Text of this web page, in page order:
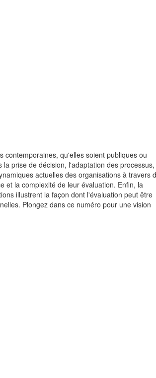
contemporaines, qu'elles soient publiques ou
prise de décision, l'adaptation des
actuelles des organisations à travers
et la complexité de leur évaluation. Enfin, la
illustrent la façon dont l'évaluation peut être
Plongez dans ce numéro pour une vision